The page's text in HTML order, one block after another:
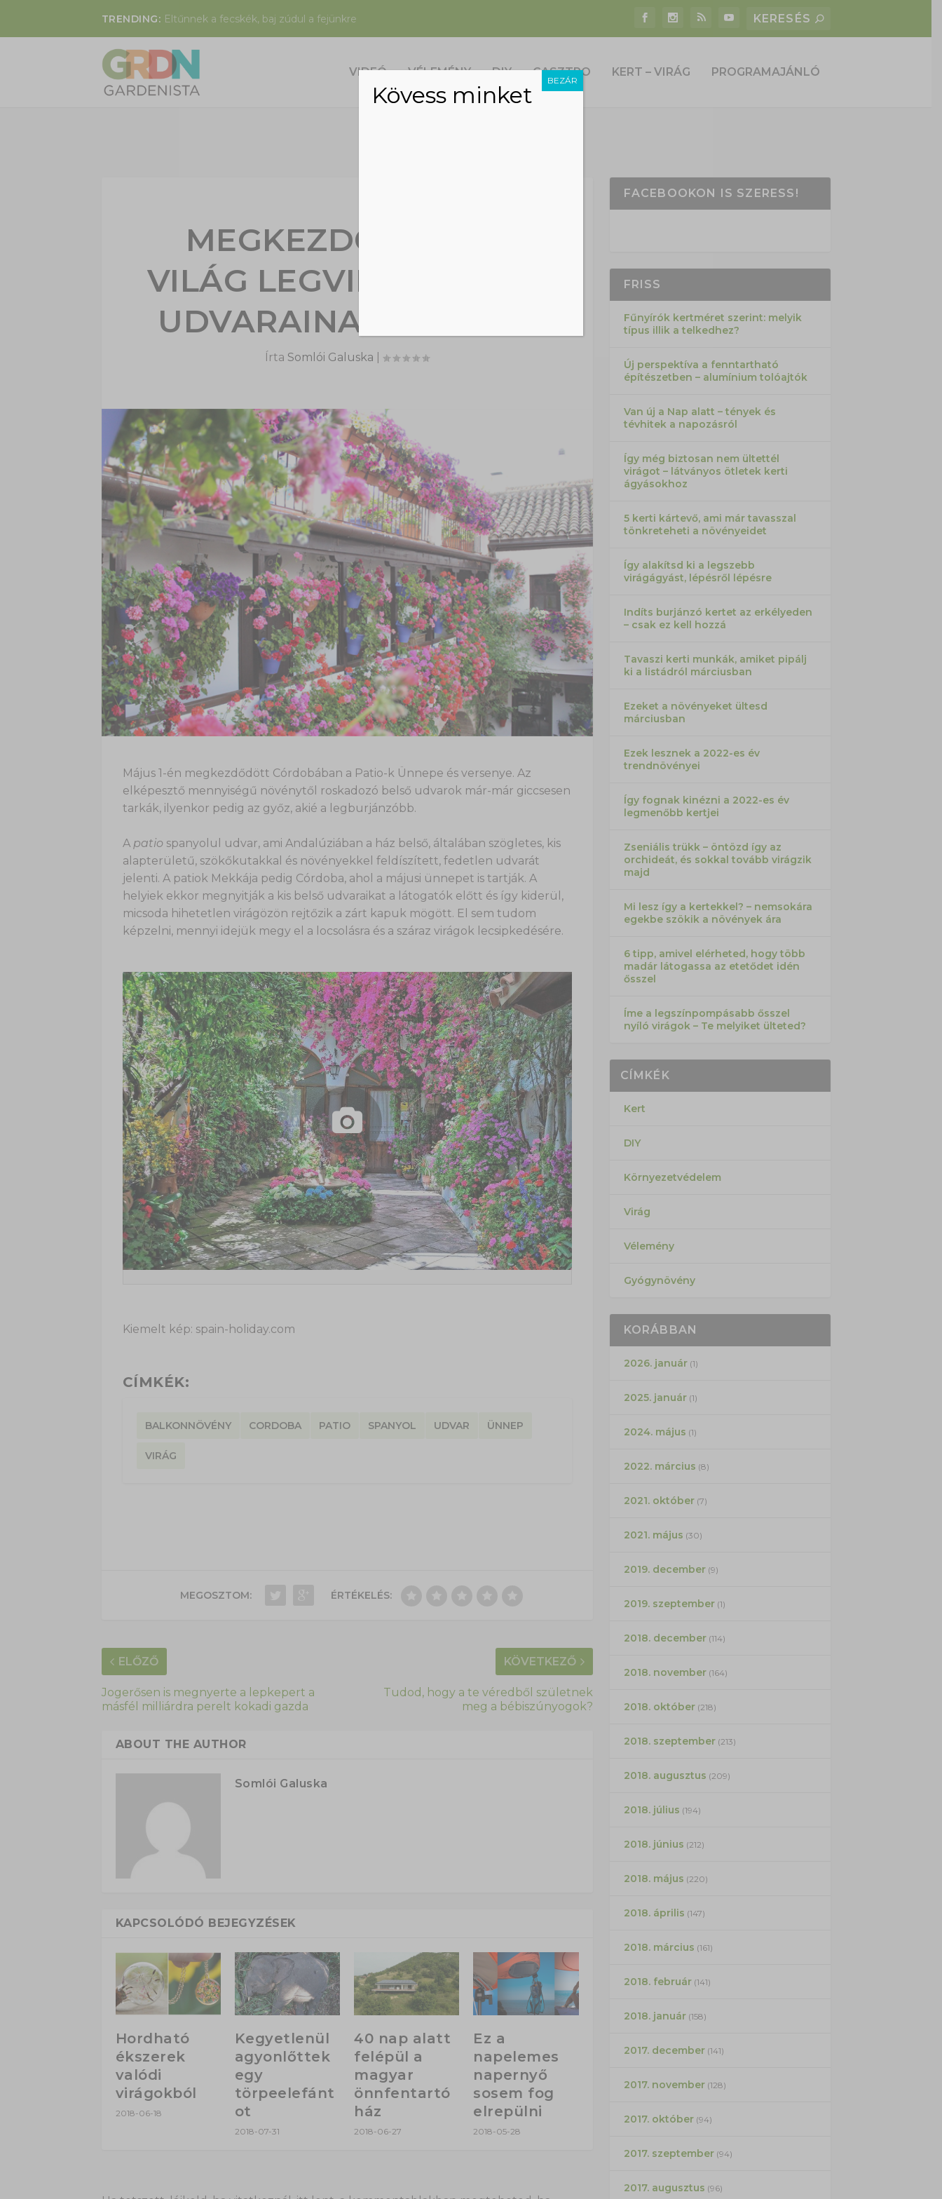
TRENDING: Eltűnnek a fecskék, baj zúdul a fejünkre
VIDEÓ VÉLEMÉNY DIY GASZTRO KERT – VIRÁG PROGRAMAJÁNLÓ
MEGKEZDŐDÖTT A
VILÁG LEGVIRÁGOSABB
UDVARAINAK ÜNNEPE
Írta Somlói Galuska
Május 1-én megkezdődött Córdobában a Patio-k Ünnepe és versenye. Az
elképesztő mennyiségű növénytől roskadozó belső udvarok már-már giccsesen
tarkák, ilyenkor pedig az győz, akié a legburjánzóbb.
A patio spanyolul udvar, ami Andalúziában a ház belső, általában szögletes, kis
alapterületű, szökőkutakkal és növényekkel feldíszített, fedetlen udvarát
jelenti. A patiok Mekkája pedig Córdoba, ahol a májusi ünnepet is tartják. A
helyiek ekkor megnyitják a kis belső udvaraikat a látogatók előtt és így kiderül,
micsoda hihetetlen virágözön rejtőzik a zárt kapuk mögött. El sem tudom
képzelni, mennyi idejük megy el a locsolásra és a száraz virágok lecsipkedésére.
Kiemelt kép: spain-holiday.com
CÍMKÉK:
BALKONNÖVÉNY CORDOBA PATIO SPANYOL UDVAR ÜNNEP
VIRÁG
MEGOSZTOM: ÉRTÉKELÉS:
ELŐZŐ
Jogerősen is megnyerte a lepkepert a
másfél milliárdra perelt kokadi gazda
KÖVETKEZŐ
Tudod, hogy a te véredből születnek
meg a bébiszúnyogok?
ABOUT THE AUTHOR
Somlói Galuska
KAPCSOLÓDÓ BEJEGYZÉSEK
Hordható
ékszerek
valódi
virágokból
2018-06-18
Kegyetlenül
agyonlőttek
egy
törpeelefánt
ot
2018-07-31
40 nap alatt
felépül a
magyar
önnfentartó
ház
2018-06-27
Ez a
napelemes
napernyő
sosem fog
elrepülni
2018-05-28
FACEBOOKON IS SZERESS!
FRISS
Fűnyírók kertméret szerint: melyik
típus illik a telkedhez?
Új perspektíva a fenntartható
építészetben – alumínium tolóajtók
Van új a Nap alatt – tények és
tévhitek a napozásról
Így még biztosan nem ültettél
virágot – látványos ötletek kerti
ágyásokhoz
5 kerti kártevő, ami már tavasszal
tönkreteheti a növényeidet
Így alakítsd ki a legszebb
virágágyást, lépésről lépésre
Indíts burjánzó kertet az erkélyeden
– csak ez kell hozzá
Tavaszi kerti munkák, amiket pipálj
ki a listádról márciusban
Ezeket a növényeket ültesd
márciusban
Ezek lesznek a 2022-es év
trendnövényei
Így fognak kinézni a 2022-es év
legmenőbb kertjei
Zseniális trükk – öntözd így az
orchideát, és sokkal tovább virágzik
majd
Mi lesz így a kertekkel? – nemsokára
egekbe szökik a növények ára
6 tipp, amivel elérheted, hogy több
madár látogassa az etetődet idén
ősszel
Íme a legszínpompásabb ősszel
nyíló virágok – Te melyiket ülteted?
CÍMKÉK
Kert
DIY
Környezetvédelem
Virág
Vélemény
Gyógynövény
KORÁBBAN
2026. január(1)
2025. január(1)
2024. május (1)
2022. március (8)
2021. október(7)
2021. május (30)
2019. december(9)
2019. szeptember(1)
2018. december(114)
2018. november(164)
2018. október(218)
2018. szeptember(213)
2018. augusztus (209)
2018. július (194)
2018. június (212)
2018. május (220)
2018. április (147)
2018. március (161)
2018. február(141)
2018. január(158)
2017. december(141)
2017. november(128)
2017. október(94)
2017. szeptember(94)
2017. augusztus (96)
Kövess minket
BEZÁR